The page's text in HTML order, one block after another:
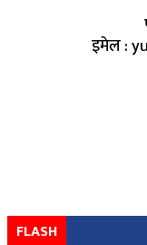
इमेल :
Design
FLASH